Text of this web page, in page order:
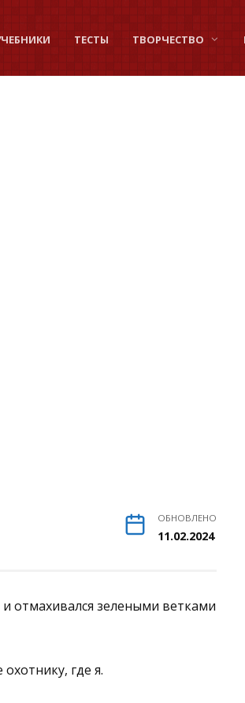
ТЕСТЫ ТВОРЧЕСТВО
ОБНОВЛЕНО
11.02.2024
отмахивался зелеными ветками
где я.